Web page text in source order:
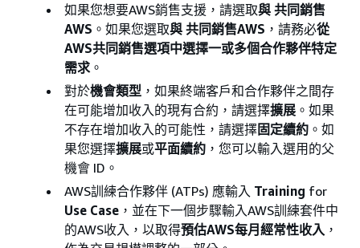
如果您想要AWS銷售支援，請選取與 共同銷售
AWS 。如果您選取與 共同銷售AWS ，請務必從
AWS共同銷售選項中選擇一或多個合作夥伴特定
需求 。
對於機會類型 ，如果終端客戶和合作夥伴之間存
在可能增加收入的現有合約，請選擇擴展 。如果
不存在增加收入的可能性，請選擇固定續約 。如
果您選擇擴展或平面續約 ，您可以輸入選用的父
機會 ID。
AWS訓練合作夥伴 (ATPs) 應輸入 Training for
Use Case ，並在下一個步驟輸入AWS訓練套件中
的AWS收入，以取得預估AWS每月經常性收入 ，